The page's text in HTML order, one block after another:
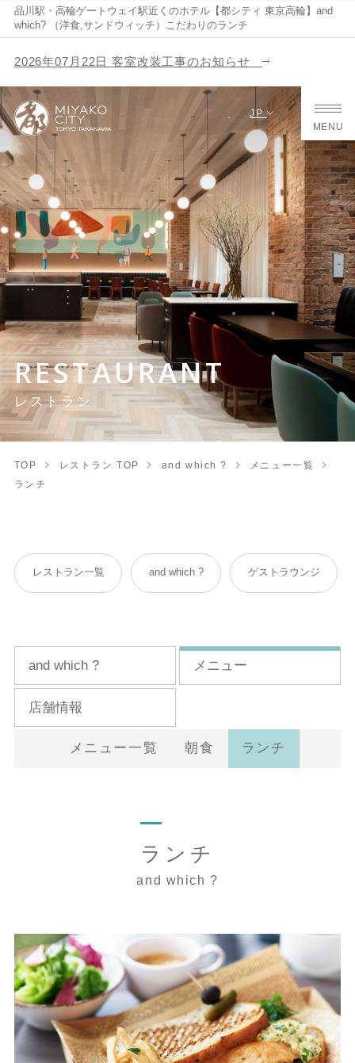
品川駅・高輪ゲートウェイ駅近くのホテル【都シティ 東京高輪】and
which? （洋食,サンドウィッチ）こだわりのランチ
JP
MENU
RESTAURANT
レストラン
2026年07月22日 客室改装工事のお知らせ
TOP レストラン TOP and which ?
メニュー一覧
ランチ
レストラン一覧 and which ? ゲストラウンジ
and which ? メニュー
店舗情報
メニュー一覧 朝食 ランチ
ランチ
and which ?